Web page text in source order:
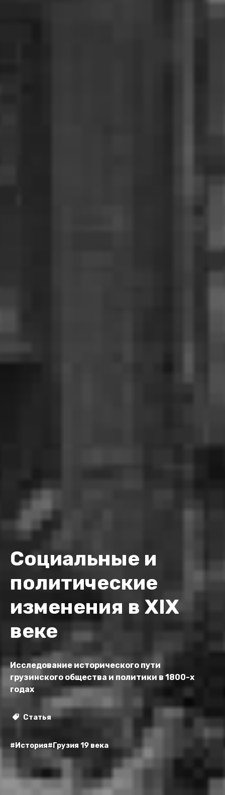
Социальные и
политические
изменения в XIX
веке
Исследование исторического пути
грузинского общества и политики в 1800-х
годах
Статья
#История#Грузия 19 века